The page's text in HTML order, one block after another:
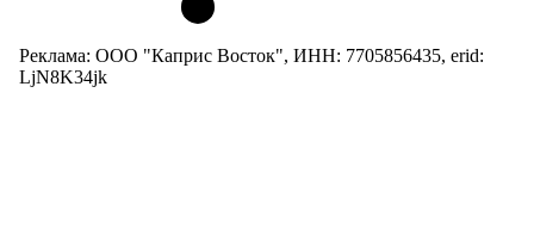
Реклама: ООО "Каприс Восток", ИНН: 7705856435, erid:
LjN8K34jk